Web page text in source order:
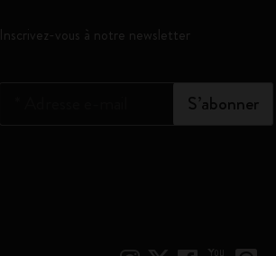
Inscrivez-vous à notre newsletter
S’abonner